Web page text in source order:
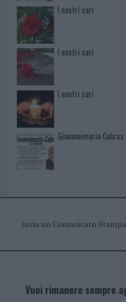
I nostri cari
I nostri cari
I nostri cari
Giovannimaria Cabras
Invia un Comunicato Stampa
Vuoi rimanere sempre